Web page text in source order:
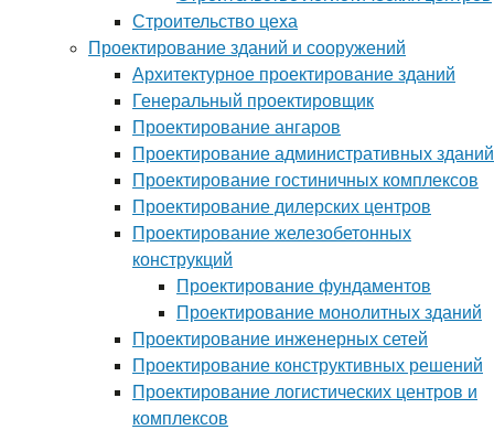
Строительство цеха
Проектирование зданий и сооружений
Архитектурное проектирование зданий
Генеральный проектировщик
Проектирование ангаров
Проектирование административных зданий
Проектирование гостиничных комплексов
Проектирование дилерских центров
Проектирование железобетонных
конструкций
Проектирование фундаментов
Проектирование монолитных зданий
Проектирование инженерных сетей
Проектирование конструктивных решений
Проектирование логистических центров и
комплексов